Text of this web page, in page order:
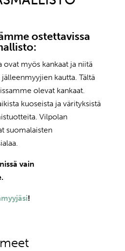
ostettavissa
ovat myös kankaat ja niitä
kautta. Tältä
olevat kankaat.
kuoseista ja värityksistä
Vilpolan
suomalaisten
vain
!